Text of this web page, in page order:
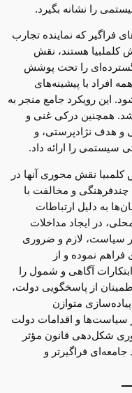
را نشانه بگیرد.
فراگیر که نماینده تجارب
کلملبیا هستند، نقش
را تحت پوشش
افراد با پیشینه‌های
این رویکرد جامع منجر به
شرکت کننده شد. همچنین درکی غنی و
هدف نژادپرستی، و
سیستمی را ارائه داد.
نقش محوری آنها در
و مخالفت با
به دلیل ارتباطات
در ایجاد مداخلات
سیاست، لازم و ضروری
فراهم نموده و از
آگاهی‌ و شمول را
از پاسخگویی دولت،
متوازن
سیاست‌ها و اقدامات دولت
شکل‌دهی قانون مؤثر
فراگیرتر و